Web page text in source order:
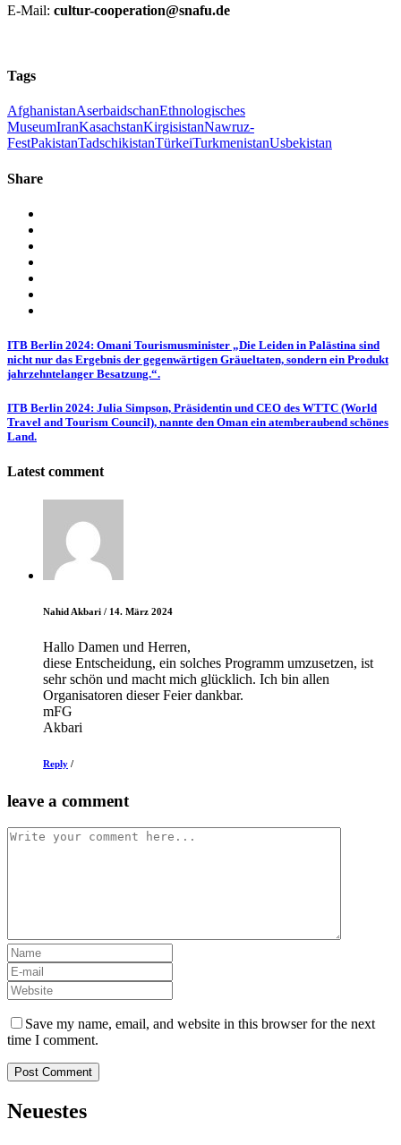
E-Mail: cultur-cooperation@snafu.de
Tags
AfghanistanAserbaidschanEthnologisches
MuseumIranKasachstanKirgisistanNawruz-
FestPakistanTadschikistanTürkeiTurkmenistanUsbekistan
Share
ITB Berlin 2024: Omani Tourismusminister „Die Leiden in Palästina sind
nicht nur das Ergebnis der gegenwärtigen Gräueltaten, sondern ein Produkt
jahrzehntelanger Besatzung.“.
ITB Berlin 2024: Julia Simpson, Präsidentin und CEO des WTTC (World
Travel and Tourism Council), nannte den Oman ein atemberaubend schönes
Land.
Latest comment
Nahid Akbari / 14. März 2024
Hallo Damen und Herren,
diese Entscheidung, ein solches Programm umzusetzen, ist
sehr schön und macht mich glücklich. Ich bin allen
Organisatoren dieser Feier dankbar.
mFG
Akbari
Reply /
leave a comment
Save my name, email, and website in this browser for the next
time I comment.
Neuestes